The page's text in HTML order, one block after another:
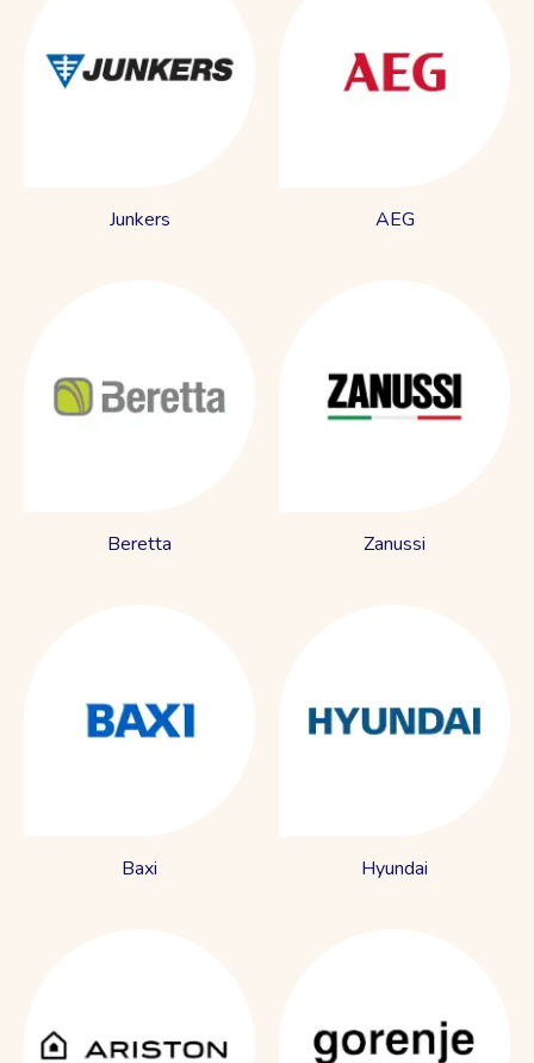
Junkers AEG
Beretta Zanussi
Baxi Hyundai